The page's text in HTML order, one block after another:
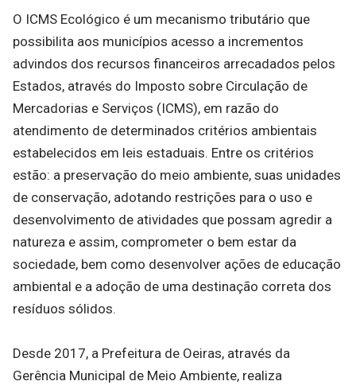
O ICMS Ecológico é um mecanismo tributário que
possibilita aos municípios acesso a incrementos
advindos dos recursos financeiros arrecadados pelos
Estados, através do Imposto sobre Circulação de
Mercadorias e Serviços (ICMS), em razão do
atendimento de determinados critérios ambientais
estabelecidos em leis estaduais. Entre os critérios
estão: a preservação do meio ambiente, suas unidades
de conservação, adotando restrições para o uso e
desenvolvimento de atividades que possam agredir a
natureza e assim, comprometer o bem estar da
sociedade, bem como desenvolver ações de educação
ambiental e a adoção de uma destinação correta dos
resíduos sólidos.
Desde 2017, a Prefeitura de Oeiras, através da
Gerência Municipal de Meio Ambiente, realiza